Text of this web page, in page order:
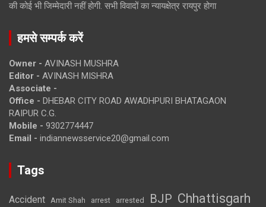
की कोई भी जिम्मेदारी नहीं होगी. सभी विवादों का न्यायक्षेत्र रायपुर होगा
हमसे सम्पर्क करें
Owner - AVINASH MUSHRA
Editor - AVINASH MISHRA
Associate -
Office - DHEBAR CITY ROAD AWADHPURI BHATAGAON
RAIPUR C.G.
Mobile - 9302774447
Email - indiannewsservice20@gmail.com
Tags
Accident Amit Shah arrest arrested BJP Chhattisgarh